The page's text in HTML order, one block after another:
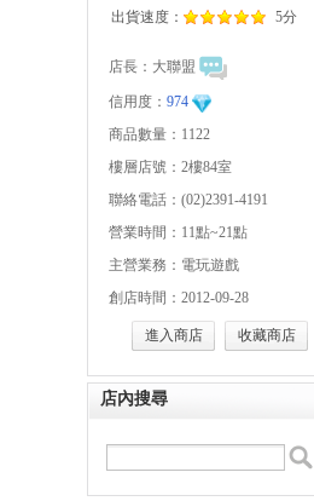
出貨速度：
5分
店長： 大聯盟
信用度： 974
商品數量：1122
樓層店號：2樓84室
聯絡電話：(02)2391-4191
營業時間：11點~21點
主營業務：電玩遊戲
創店時間：2012-09-28
進入商店 收藏商店
店內搜尋